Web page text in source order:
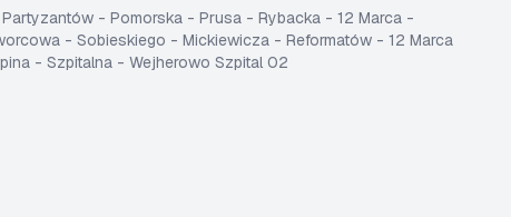
- Pomorska - Prusa - Rybacka - 12 Marca -
- Sobieskiego - Mickiewicza - Reformatów - 12 Marca
- Szpitalna - Wejherowo Szpital 02